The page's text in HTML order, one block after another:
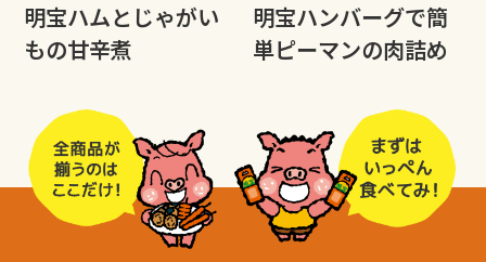
明宝ハムとじゃがい
もの甘辛煮
明宝ハンバーグで簡
単ピーマンの肉詰め